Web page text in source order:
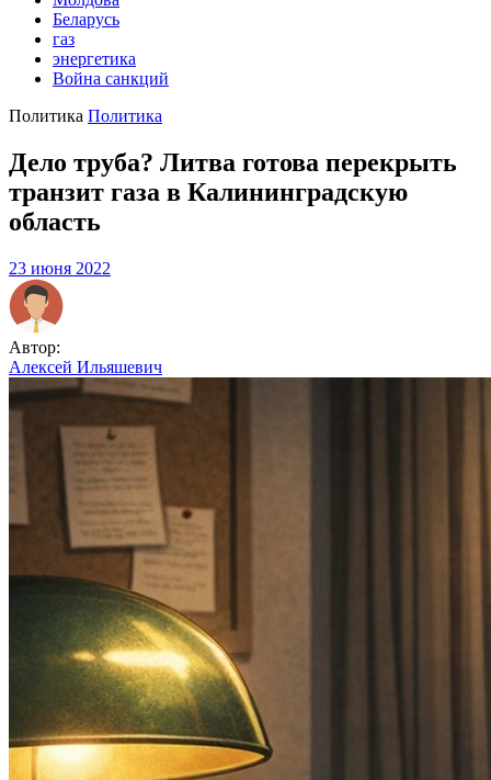
Беларусь
газ
энергетика
Война санкций
Политика Политика
Дело труба? Литва готова перекрыть
транзит газа в Калининградскую
область
23 июня 2022
Автор:
Алексей Ильяшевич